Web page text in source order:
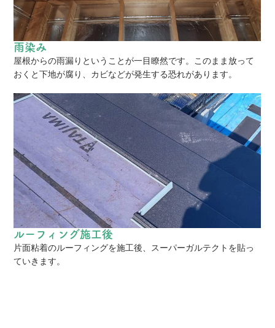
雨染み
屋根からの雨漏りということが一目瞭然です。このまま放って
おくと下地が腐り、カビなどが発生する恐れがあります。
ルーフィング施工後
片面粘着のルーフィングを施工後、スーパーガルテクトを貼っ
ていきます。